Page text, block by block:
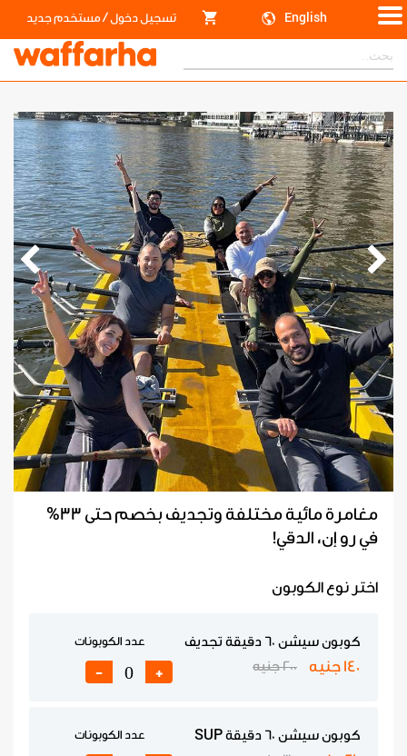
English تسجيل دخول/مستخدم جديد
مغامرة مائية مختلفة وتجديف بخصم حتى 33%
في رو إن، الدقي!
اختر نوع الكوبون
كوبون سيشن 60 دقيقة تجديف
140 جنيه 200 جنيه
عدد الكوبونات
+
-
كوبون سيشن 60 دقيقة SUP عدد الكوبونات